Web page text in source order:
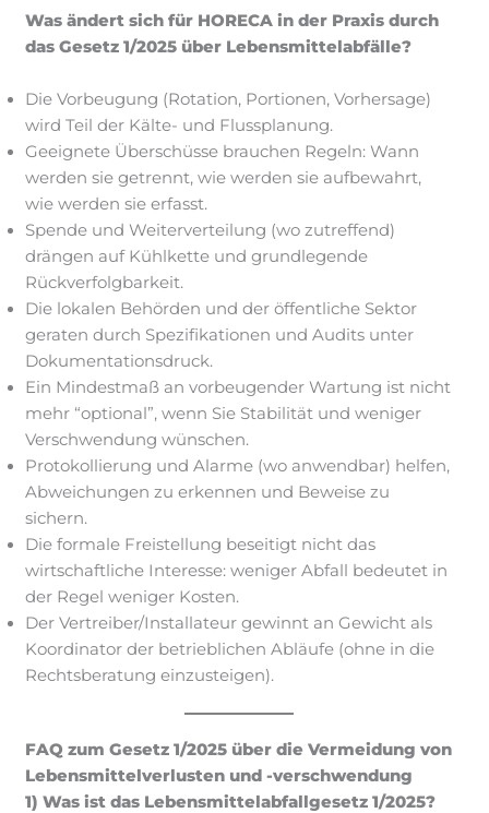
Was ändert sich für HORECA in der Praxis durch
das Gesetz 1/2025 über Lebensmittelabfälle?
Die Vorbeugung (Rotation, Portionen, Vorhersage)
wird Teil der Kälte- und Flussplanung.
Geeignete Überschüsse brauchen Regeln: Wann
werden sie getrennt, wie werden sie aufbewahrt,
wie werden sie erfasst.
Spende und Weiterverteilung (wo zutreffend)
drängen auf Kühlkette und grundlegende
Rückverfolgbarkeit.
Die lokalen Behörden und der öffentliche Sektor
geraten durch Spezifikationen und Audits unter
Dokumentationsdruck.
Ein Mindestmaß an vorbeugender Wartung ist nicht
mehr “optional”, wenn Sie Stabilität und weniger
Verschwendung wünschen.
Protokollierung und Alarme (wo anwendbar) helfen,
Abweichungen zu erkennen und Beweise zu
sichern.
Die formale Freistellung beseitigt nicht das
wirtschaftliche Interesse: weniger Abfall bedeutet in
der Regel weniger Kosten.
Der Vertreiber/Installateur gewinnt an Gewicht als
Koordinator der betrieblichen Abläufe (ohne in die
Rechtsberatung einzusteigen).
FAQ zum Gesetz 1/2025 über die Vermeidung von
Lebensmittelverlusten und -verschwendung
1) Was ist das Lebensmittelabfallgesetz 1/2025?